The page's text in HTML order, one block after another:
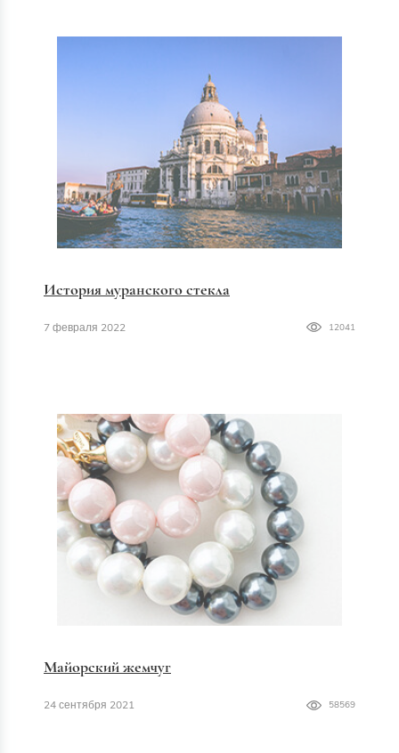
История муранского стекла
7 февраля 2022 12041
Майорский жемчуг
24 сентября 2021 58569